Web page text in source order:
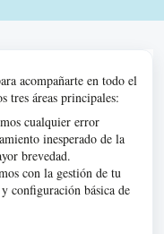
acompañarte en todo el
tres áreas principales:
cualquier error
inesperado de la
brevedad.
con la gestión de tu
configuración básica de